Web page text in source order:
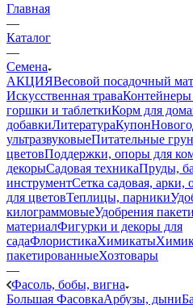
Главная
—
Каталог
—
Семена
АКЦИЯВесовой посадочный
Искусственная траваКонтейнеры
горшки и таблеткиКорм для
добавкиЛитератураКупон
ультразвуковыеПитательные
цветовПоддержки, опоры для
декорыСадовая техникаПруды,
инструментСетка садовая, арки,
для цветовТеплицы, парники
килограммовыеУдобрения
материалФигурки и декоры для
садаФлористикаХимикаты
пакетированныеХозтовары
—
Фасоль, бобы, вигна
Большая ФасовкаАрбузы, дыни